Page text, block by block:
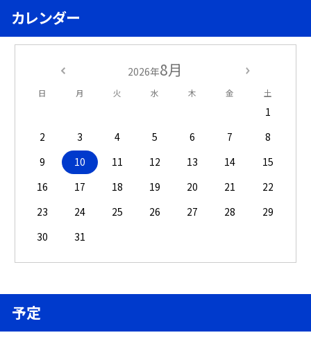
カレンダー
2026年8月
日 月 火 水 木 金 土
1
2
3 4 5 6 7
8
9
10 11 12 13 14
15
16
17 18 19 20 21
22
23
24 25 26 27 28
29
30
31
予定